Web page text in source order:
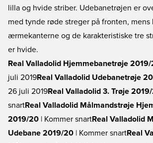
lilla og hvide striber. Udebanetrøjen er
med tynde røde streger på fronten, mens
ærmekanterne og de karakteristiske tre
er hvide.
Real Valladolid Hjemmebanetrøje
juli 2019Real Valladolid Udebanetrøje
26 juli 2019Real Valladolid 3. Trøje
snartReal Valladolid Målmandstrøje
2019/20 | Kommer snartReal Valladolid
Udebane 2019/20 | Kommer snartReal